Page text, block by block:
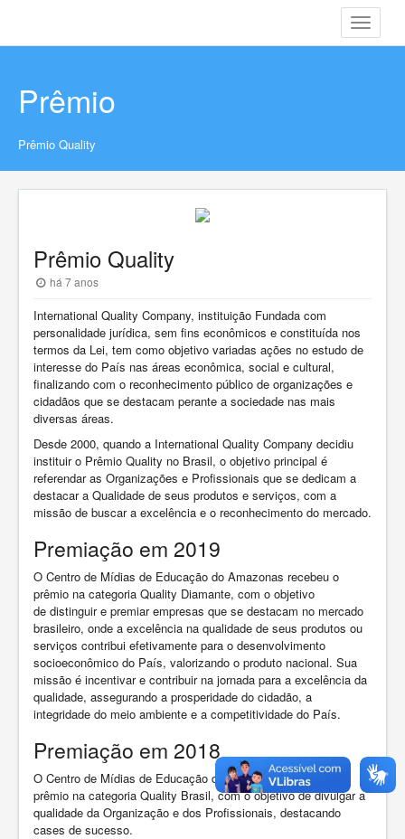
Toggle
Prêmio
Prêmio Quality
Prêmio Quality
há 7 anos
International Quality Company, instituição Fundada com
personalidade jurídica, sem fins econômicos e constituída nos
termos da Lei, tem como objetivo variadas ações no estudo de
interesse do País nas áreas econômica, social e cultural,
finalizando com o reconhecimento público de organizações e
cidadãos que se destacam perante a sociedade nas mais
diversas áreas.
Desde 2000, quando a International Quality Company decidiu
instituir o Prêmio Quality no Brasil, o objetivo principal é
referendar as Organizações e Profissionais que se dedicam a
destacar a Qualidade de seus produtos e serviços, com a
missão de buscar a excelência e o reconhecimento do mercado.
Premiação em 2019
O Centro de Mídias de Educação do Amazonas recebeu o
prêmio na categoria Quality Diamante, com o objetivo
de distinguir e premiar empresas que se destacam no mercado
brasileiro, onde a excelência na qualidade de seus produtos ou
serviços contribui efetivamente para o desenvolvimento
socioeconômico do País, valorizando o produto nacional. Sua
missão é incentivar e contribuir na jornada para a excelência da
qualidade, assegurando a prosperidade do cidadão, a
integridade do meio ambiente e a competitividade do País.
Premiação em 2018
O Centro de Mídias de Educação do Amazonas recebeu o
prêmio na categoria Quality Brasil, com o objetivo de divulgar a
qualidade da Organização e dos Profissionais, destacando
cases de sucesso.